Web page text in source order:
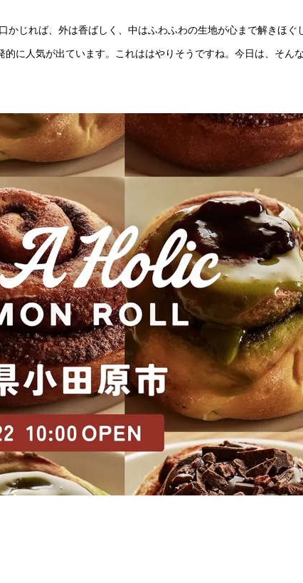
かじれば、外は香ばしく、中はふわふわの生地が心まで解きほぐ
に人気が出ています。これははやりそうですね。今日は、そん